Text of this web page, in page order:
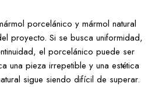
porcelánico y mármol natural
proyecto. Si se busca uniformidad,
el porcelánico puede ser
una pieza irrepetible y una estética
sigue siendo difícil de superar.